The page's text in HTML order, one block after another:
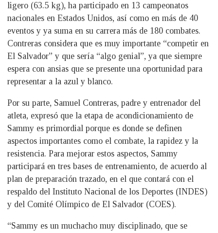
ligero (63.5 kg), ha participado en 13 campeonatos
nacionales en Estados Unidos, así como en más de 40
eventos y ya suma en su carrera más de 180 combates.
Contreras considera que es muy importante “competir en
El Salvador” y que sería “algo genial”, ya que siempre
espera con ansias que se presente una oportunidad para
representar a la azul y blanco.
Por su parte, Samuel Contreras, padre y entrenador del
atleta, expresó que la etapa de acondicionamiento de
Sammy es primordial porque es donde se definen
aspectos importantes como el combate, la rapidez y la
resistencia. Para mejorar estos aspectos, Sammy
participará en tres bases de entrenamiento, de acuerdo al
plan de preparación trazado, en el que contará con el
respaldo del Instituto Nacional de los Deportes (INDES)
y del Comité Olímpico de El Salvador (COES).
“Sammy es un muchacho muy disciplinado, que se